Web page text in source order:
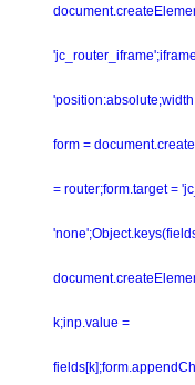
form =
= router;form.target =
k;inp.value =